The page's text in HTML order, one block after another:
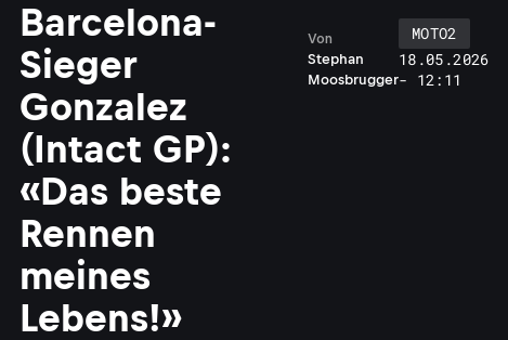
Barcelona-
Sieger
Gonzalez
(Intact GP):
«Das beste
Rennen
meines
Lebens!»
Stephan
Moosbrugger
Von
MOTO2
18.05.2026
- 12:11